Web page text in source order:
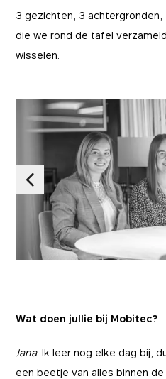
3 gezichten, 3
die we rond de tafel
wisselen.
Wat doen jullie bij Mobitec?
Jana: Ik leer nog elke dag bij,
een beetje van alles binnen